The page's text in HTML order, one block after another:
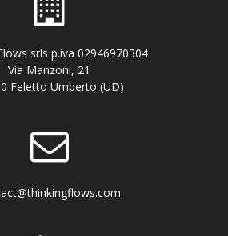
srls p.iva 02946970304
Via Manzoni, 21
Feletto Umberto (UD)